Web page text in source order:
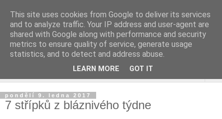
pondělí 9. ledna 2017
7 střípků z bláznivého týdne
This site uses cookies from Google to deliver its services
and to analyze traffic. Your IP address and user-agent are
shared with Google along with performance and security
metrics to ensure quality of service, generate usage
statistics, and to detect and address abuse.
LEARN MORE GOT IT